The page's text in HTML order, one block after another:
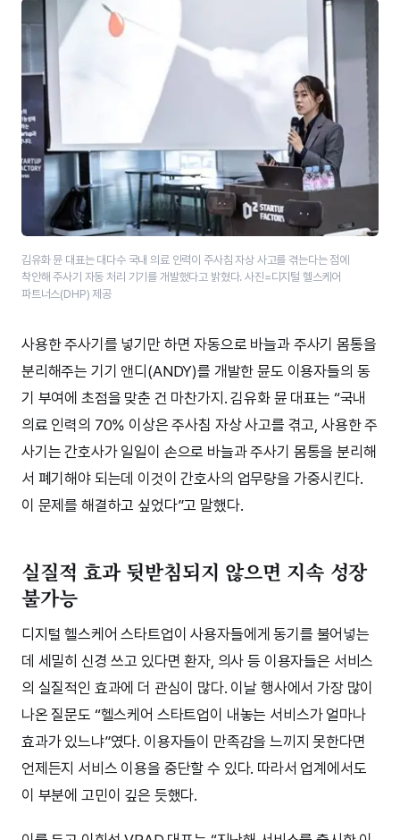
김유화 뮨 대표​는 대다수 국내 의료 인력이 주사침 자상 사고를 겪는다는 점에
착안해 주사기 자동 처리 기기를 개발했다고 밝혔다. 사진=디지털 헬스케어
파트너스(DHP)​ 제공
사용한 주사기를 넣기만 하면 자동으로 바늘과 주사기 몸통을
분리해주는 기기 앤디(ANDY)를 개발한 뮨도 이용자들의 동
기 부여에 초점을 맞춘 건 마찬가지. 김유화 뮨 대표는 “국내
의료 인력의 70% 이상은 주사침 자상 사고를 겪고, 사용한 주
사기는 간호사가 일일이 손으로 바늘과 주사기 몸통을 분리해
서 폐기해야 되는데 이것이 간호사의 업무량을 가중시킨다.
이 문제를 해결하고 싶었다”고 말했다.
실질적 효과 뒷받침되지 않으면 지속 성장
불가능
디지털 헬스케어 스타트업이 사용자들에게 동기를 불어넣는
데 세밀히 신경 쓰고 있다면 환자, 의사 등 이용자들은 서비스
의 실질적인 효과에 더 관심이 많다. 이날 행사에서 가장 많이
나온 질문도 “헬스케어 스타트업이 내놓는 서비스가 얼마나
효과가 있느냐”였다. 이용자들이 만족감을 느끼지 못한다면
언제든지 서비스 이용을 중단할 수 있다. 따라서 업계에서도
이 부분에 고민이 깊은 듯했다.